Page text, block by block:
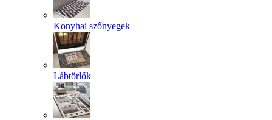
Konyhai szőnyegek
Lábtörlők